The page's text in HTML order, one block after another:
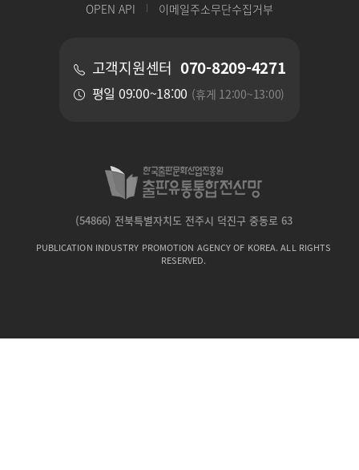
OPEN API 이메일주소무단수집거부
고객지원센터 070-8209-4271
평일 09:00~18:00 (휴게 12:00~13:00)
(54866) 전북특별자치도 전주시 덕진구 중동로 63
PUBLICATION INDUSTRY PROMOTION AGENCY OF KOREA. ALL RIGHTS
RESERVED.